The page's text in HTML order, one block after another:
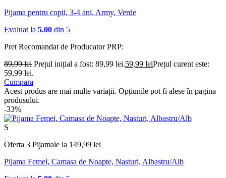
Pijama pentru copii, 3-4 ani, Army, Verde
Evaluat la 5.00 din 5
Pret Recomandat de ProducatorPRP:
89,99lei Prețul inițial a fost: 89,99 lei.59,99 leiPrețul curent este:
59,99 lei.
Cumpara
Acest produs are mai multe variații. Opțiunile pot fi alese în pagina
produsului.
-33%
S
Oferta 3 Pijamale la 149,99 lei
Pijama Femei, Camasa de Noapte, Nasturi, Albastru/Alb